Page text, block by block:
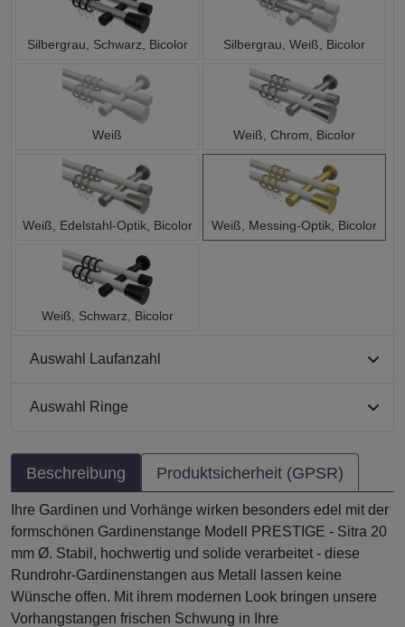
Silbergrau, Schwarz, Bicolor Silbergrau, Weiß, Bicolor
Weiß Weiß, Chrom, Bicolor
Weiß, Edelstahl-Optik, Bicolor Weiß, Messing-Optik, Bicolor
Weiß, Schwarz, Bicolor
Auswahl Laufanzahl
Auswahl Ringe
Beschreibung Produktsicherheit (GPSR)
Ihre Gardinen und Vorhänge wirken besonders edel mit der
formschönen Gardinenstange Modell PRESTIGE - Sitra 20
mm Ø. Stabil, hochwertig und solide verarbeitet - diese
Rundrohr-Gardinenstangen aus Metall lassen keine
Wünsche offen. Mit ihrem modernen Look bringen unsere
Vorhangstangen frischen Schwung in Ihre